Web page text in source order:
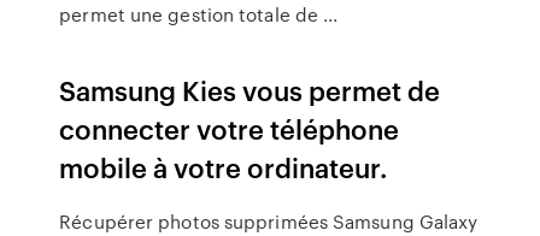
permet une gestion totale de ...
Samsung Kies vous permet de
connecter votre téléphone
mobile à votre ordinateur.
Récupérer photos supprimées Samsung Galaxy